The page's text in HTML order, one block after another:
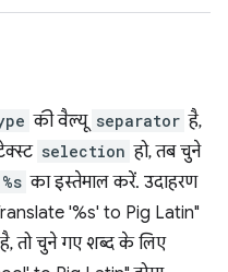
की वैल्यू separator है,
selection हो, तब चुने
%s का इस्तेमाल करें. उदाहरण
'%s' to Pig Latin"
तो चुने गए शब्द के लिए